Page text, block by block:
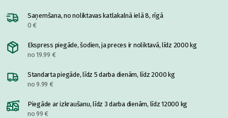
Saņemšana, no noliktavas katlakalnā ielā 8, rīgā
0 €
Ekspress piegāde, šodien, ja preces ir noliktavā, līdz 2000 kg
no 19.99 €
Standarta piegāde, līdz 5 darba dienām, līdz 2000 kg
no 9.99 €
Piegāde ar izkraušanu, līdz 3 darba dienām, līdz 12000 kg
no 99 €